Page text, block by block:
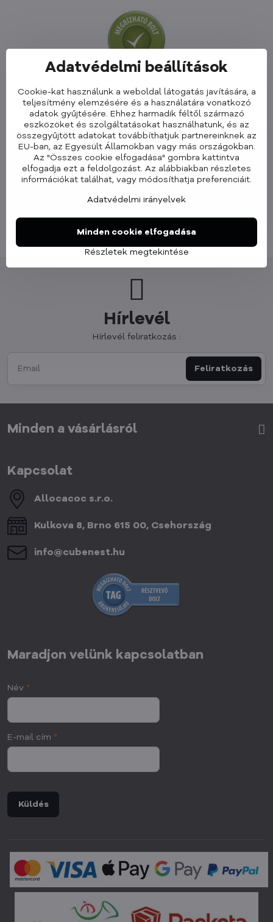
4,9 / 5
★★★★★
Ildikó - hitelesített vélemény
★★★★★
+ Minőségi termékek, átlátható weboldal és nagyon
vásároltam ebben a boltban, és rendkívül
Hírlevél
Hírlevél feliratkozás :
Feliratkozás
Minden a vásárlásról
Kapcsolat
Allocacoc s​.r​.o​.
Kulkova 8, Brno 615 00, Csehország
info​@cubenest​.hu
Maradjon velünk kapcsolatban
Név *
E-mail cím *
Küldés
Adatvédelmi beállítások
Cookie-kat használunk a weboldal látogatás javítására, a
teljesítmény elemzésére és a használatára vonatkozó
adatok gyűjtésére. Ehhez harmadik féltől származó
eszközöket és szolgáltatásokat használhatunk, és az
összegyűjtött adatokat továbbíthatjuk partnereinknek az
EU-ban, az Egyesült Államokban vagy más országokban.
Az "Összes cookie elfogadása" gombra kattintva
elfogadja ezt a feldolgozást. Az alábbiakban részletes
információkat találhat, vagy módosíthatja preferenciáit.
Adatvédelmi irányelvek
Részletek megtekintése
Minden cookie elfogadása